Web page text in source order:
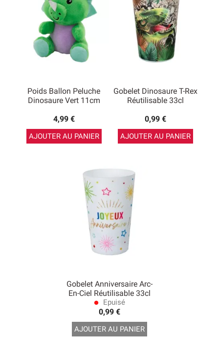
Poids Ballon Peluche
Dinosaure Vert 11cm
4,99 €
AJOUTER AU PANIER
Gobelet Dinosaure T-Rex
Réutilisable 33cl
0,99 €
AJOUTER AU PANIER
Gobelet Anniversaire Arc-
En-Ciel Réutilisable 33cl
lens Epuisé
0,99 €
AJOUTER AU PANIER